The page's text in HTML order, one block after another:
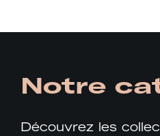
Notre
Découvrez les